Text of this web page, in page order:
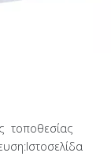
τοποθεσίας
Ιστοσελίδα